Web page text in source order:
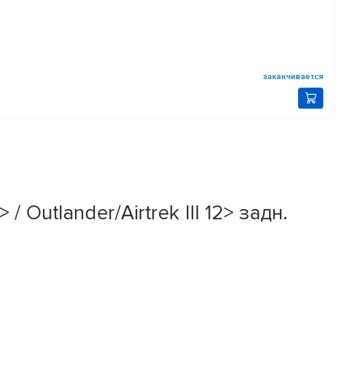
заканчивается
/ Outlander/Airtrek III 12> задн.